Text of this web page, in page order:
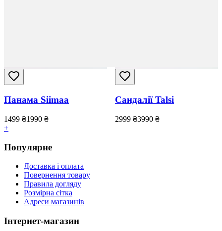
Панама Siimaa
1499 ₴1990 ₴
+
Сандалії Talsi
2999 ₴3990 ₴
Популярне
Доставка і оплата
Повернення товару
Правила догляду
Розмірна сітка
Адреси магазинів
Інтернет-магазин